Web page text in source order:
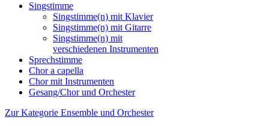
Singstimme
Singstimme(n) mit Klavier
Singstimme(n) mit Gitarre
Singstimme(n) mit
verschiedenen Instrumenten
Sprechstimme
Chor a capella
Chor mit Instrumenten
Gesang/Chor und Orchester
Zur Kategorie Ensemble und Orchester